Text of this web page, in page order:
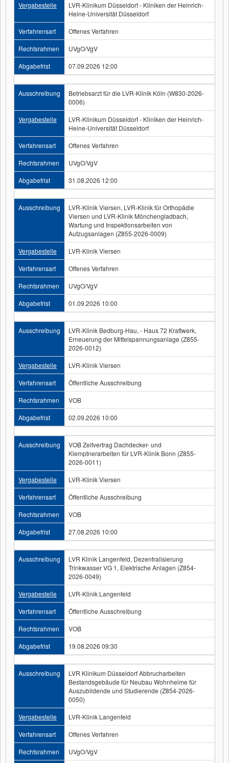
Vergabestelle
LVR-Klinikum Düsseldorf - Kliniken der Heinrich-
Heine-Universität Düsseldorf
Verfahrensart
Offenes Verfahren
Rechtsrahmen
UVgO/VgV
Abgabefrist
07.09.2026 12:00
Ausschreibung
Betriebsarzt für die LVR-Klinik Köln (W830-2026-
0006)
Vergabestelle
LVR-Klinikum Düsseldorf - Kliniken der Heinrich-
Heine-Universität Düsseldorf
Verfahrensart
Offenes Verfahren
Rechtsrahmen
UVgO/VgV
Abgabefrist
31.08.2026 12:00
Ausschreibung
LVR-Klinik Viersen, LVR-Klinik für Orthopädie
Viersen und LVR-Klinik Mönchengladbach,
Wartung und Inspektionsarbeiten von
Aufzugsanlagen (Z855-2026-0009)
Vergabestelle
LVR-Klinik Viersen
Verfahrensart
Offenes Verfahren
Rechtsrahmen
UVgO/VgV
Abgabefrist
01.09.2026 10:00
Ausschreibung
LVR-Klinik Bedburg-Hau, - Haus 72 Kraftwerk,
Erneuerung der Mittelspannungsanlage (Z855-
2026-0012)
Vergabestelle
LVR-Klinik Viersen
Verfahrensart
Öffentliche Ausschreibung
Rechtsrahmen
VOB
Abgabefrist
02.09.2026 10:00
Ausschreibung
VOB Zeitvertrag Dachdecker- und
Klemptnerarbeiten für LVR-Klinik Bonn (Z855-
2026-0011)
Vergabestelle
LVR-Klinik Viersen
Verfahrensart
Öffentliche Ausschreibung
Rechtsrahmen
VOB
Abgabefrist
27.08.2026 10:00
Ausschreibung
LVR Klinik Langenfeld, Dezentralisierung
Trinkwasser VG 1, Elektrische Anlagen (Z854-
2026-0049)
Vergabestelle
LVR-Klinik Langenfeld
Verfahrensart
Öffentliche Ausschreibung
Rechtsrahmen
VOB
Abgabefrist
19.08.2026 09:30
Ausschreibung
LVR Klinikum Düsseldorf Abbrucharbeiten
Bestandsgebäude für Neubau Wohnheime für
Auszubildende und Studierende (Z854-2026-
0050)
Vergabestelle
LVR-Klinik Langenfeld
Verfahrensart
Offenes Verfahren
Rechtsrahmen
UVgO/VgV